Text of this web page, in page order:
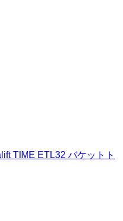
TIME ETL32 バケットト